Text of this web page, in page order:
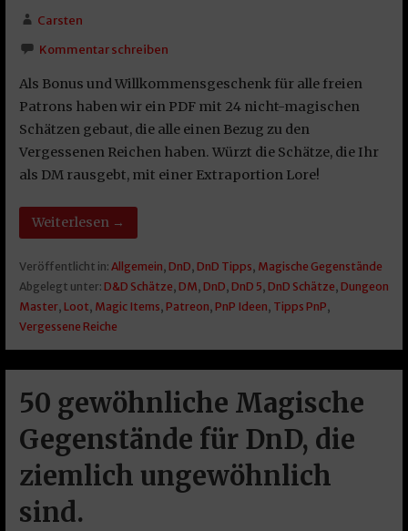
Carsten
Kommentar schreiben
Als Bonus und Willkommensgeschenk für alle freien
Patrons haben wir ein PDF mit 24 nicht-magischen
Schätzen gebaut, die alle einen Bezug zu den
Vergessenen Reichen haben. Würzt die Schätze, die Ihr
als DM rausgebt, mit einer Extraportion Lore!
Weiterlesen →
Veröffentlicht in: Allgemein DnD DnD Tipps Magische Gegenstände
Abgelegt unter: D&D Schätze DM DnD DnD 5 DnD Schätze Dungeon
Master, Loot Magic Items Patreon PnP Ideen Tipps PnP
Vergessene Reiche
50 gewöhnliche Magische
Gegenstände für DnD, die
ziemlich ungewöhnlich
sind.